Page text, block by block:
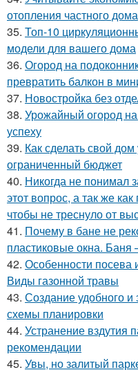
отопления частного дома
35. Топ-10
модели для вашего дома
36. Огород на
превратить балкон в
37. Новостройка без
38. Урожайный огород
успеху
39. Как сделать свой
ограниченный бюджет
40. Никогда не понимал
этот вопрос, а так же
чтобы не треснуло от
41. Почему в бане не
пластиковые окна. Баня
42. Особенности посева
Виды газонной травы
43. Создание удобного и
схемы планировки
44. Устранение вздутия
рекомендации
45. Увы, но залитый